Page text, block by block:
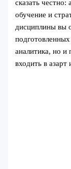
сказать
обучение и
дисциплины вы
аналитика, но и
входить в